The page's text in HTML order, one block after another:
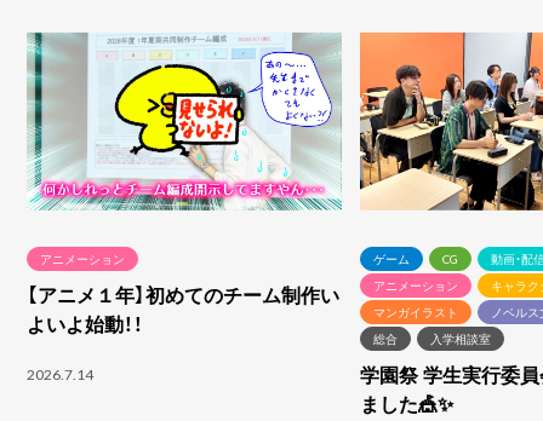
アニメーション
【アニメ１年】初めてのチーム制作い
よいよ始動！！
2026.7.14
ゲーム CG
動画・配
アニメーション
キャラ
マンガイラスト
ノベル
総合
入学相談室
学園祭 学生実行委
ました🎪✨